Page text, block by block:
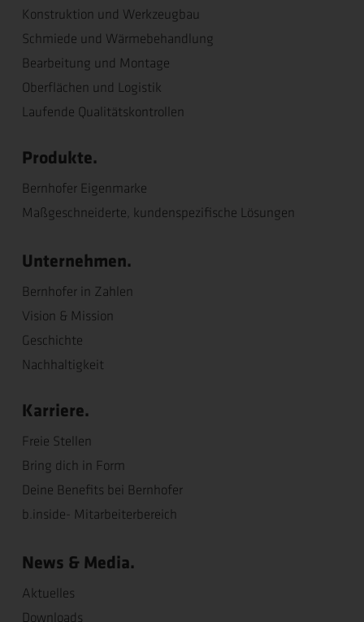
Konstruktion und Werkzeugbau
Schmiede und Wärmebehandlung
Bearbeitung und Montage
Oberflächen und Logistik
Laufende Qualitätskontrollen
Produkte.
Bernhofer Eigenmarke
Maßgeschneiderte, kundenspezifische Lösungen
Unternehmen.
Bernhofer in Zahlen
Vision & Mission
Geschichte
Nachhaltigkeit
Karriere.
Freie Stellen
Bring dich in Form
Deine Benefits bei Bernhofer
b.inside- Mitarbeiterbereich
News & Media.
Aktuelles
Downloads